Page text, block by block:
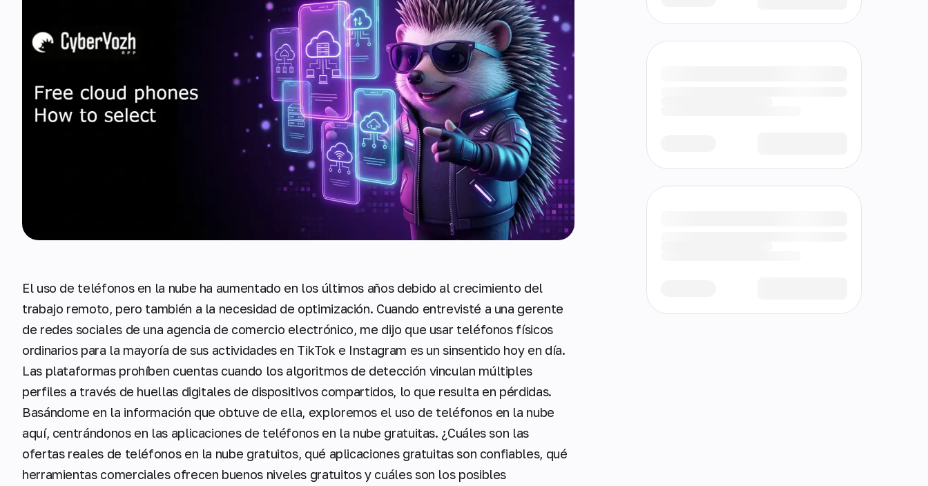
El uso de teléfonos en la nube ha aumentado en los últimos años debido al crecimiento del
trabajo remoto, pero también a la necesidad de optimización. Cuando entrevisté a una gerente
de redes sociales de una agencia de comercio electrónico, me dijo que usar teléfonos físicos
ordinarios para la mayoría de sus actividades en TikTok e Instagram es un sinsentido hoy en día.
Las plataformas prohíben cuentas cuando los algoritmos de detección vinculan múltiples
perfiles a través de huellas digitales de dispositivos compartidos, lo que resulta en pérdidas.
Basándome en la información que obtuve de ella, exploremos el uso de teléfonos en la nube
aquí, centrándonos en las aplicaciones de teléfonos en la nube gratuitas. ¿Cuáles son las
ofertas reales de teléfonos en la nube gratuitos, qué aplicaciones gratuitas son confiables, qué
herramientas comerciales ofrecen buenos niveles gratuitos y cuáles son los posibles